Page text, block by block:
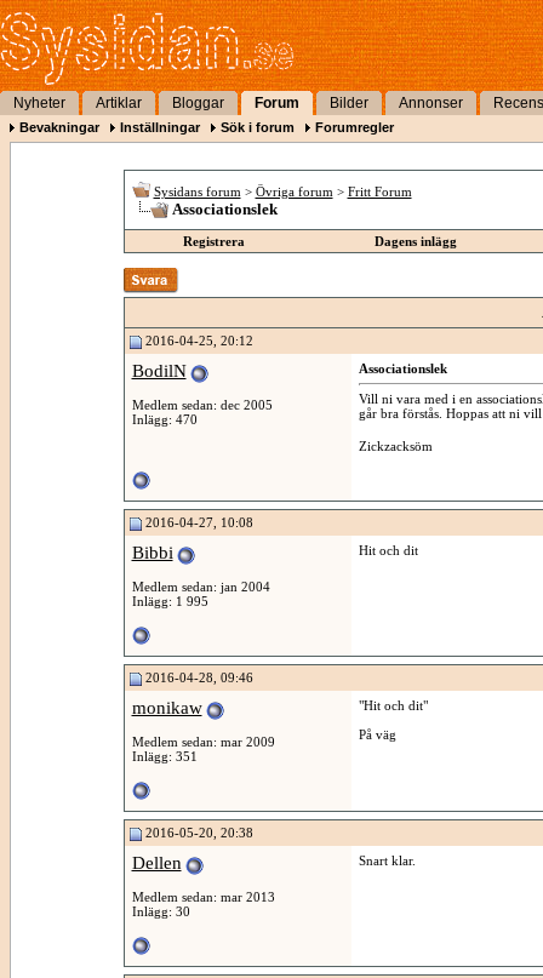
Nyheter Artiklar Bloggar Forum Bilder Annonser
Bevakningar Inställningar Sök i forum Forumregler
Sysidans forum > Övriga forum > Fritt Forum
Associationslek
Registrera Dagens inlägg
2016-04-25, 20:12
BodilN
Medlem sedan: dec 2005
Inlägg: 470
Associationslek
Vill ni vara med i en
går bra förstås. Hoppas att ni
Zickzacksöm
2016-04-27, 10:08
Bibbi
Medlem sedan: jan 2004
Inlägg: 1 995
Hit och dit
2016-04-28, 09:46
monikaw
Medlem sedan: mar 2009
Inlägg: 351
"Hit och dit"
På väg
2016-05-20, 20:38
Dellen
Medlem sedan: mar 2013
Inlägg: 30
Snart klar.